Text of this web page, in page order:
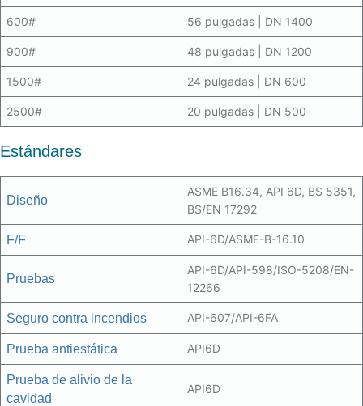
600# 56 pulgadas | DN 1400
900# 48 pulgadas | DN 1200
1500# 24 pulgadas | DN 600
2500# 20 pulgadas | DN 500
Estándares
Diseño
ASME B16.34, API 6D, BS 5351,
BS/EN 17292
F/F API-6D/ASME-B-16.10
Pruebas
API-6D/API-598/ISO-5208/EN-
12266
Seguro contra incendios API-607/API-6FA
Prueba antiestática API6D
Prueba de alivio de la
cavidad
API6D